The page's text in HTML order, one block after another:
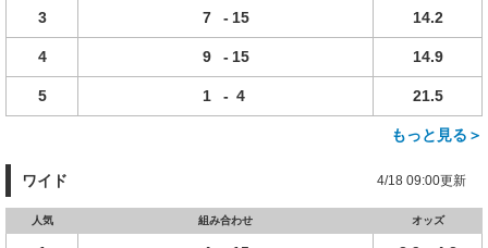
3 7 - 15 14.2
4 9 - 15 14.9
5 1 - 4 21.5
もっと見る＞
ワイド 4/18 09:00更新
人気 組み合わせ オッズ